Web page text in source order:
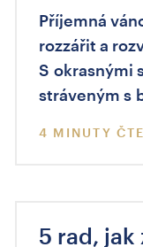
Příjemná
rozzářit a
S okrasnými
stráveným s
4 MINUTY
5 rad,